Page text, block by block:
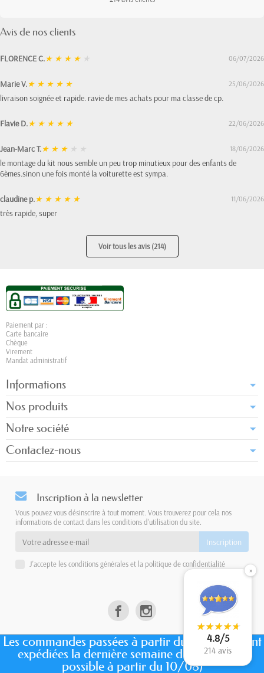
Les commandes passées à partir du 7 juillet seront
expédiées la dernière semaine d'août. (envoi
possible à partir du 10/08)
Avis de nos clients
FLORENCE C.★ ★ ★ ★ ★ 06/07/2026
Marie V.★ ★ ★ ★ ★ 25/06/2026
livraison soignée et rapide. ravie de mes achats pour ma classe de cp.
Flavie D.★ ★ ★ ★ ★ 22/06/2026
Jean-Marc T.★ ★ ★ ★ ★ 18/06/2026
le montage du kit nous semble un peu trop minutieux pour des enfants de
6èmes.sinon une fois monté la voiturette est sympa.
claudine p.★ ★ ★ ★ ★ 11/06/2026
très rapide, super
Voir tous les avis (214)
Paiement par :
Carte bancaire
Chèque
Virement
Mandat administratif
Informations
Nos produits
Notre société
Contactez-nous
Inscription à la newsletter
Vous pouvez vous désinscrire à tout moment. Vous trouverez pour cela nos
informations de contact dans les conditions d'utilisation du site.
J'accepte les conditions générales et la politique de confidentialité
Copyright © 2026 - Design byPrestacrea- Ecommerce software by
PrestaShop™
×
★
★★
★★
★★
★★
★
4.8/5
214 avis